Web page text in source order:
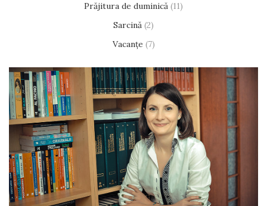
Prăjitura de duminică (11)
Sarcină (2)
Vacanțe (7)